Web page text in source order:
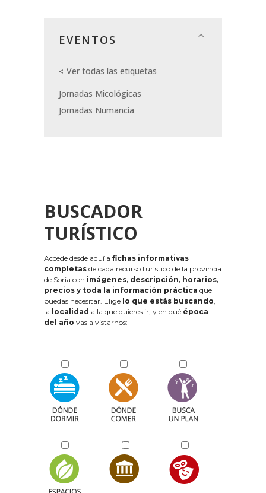
EVENTOS
Ver todas las etiquetas
Jornadas Micológicas
Jornadas Numancia
BUSCADOR
TURÍSTICO
Accede desde aquí a fichas informativas
completas de cada recurso turístico de la provincia
de Soria con imágenes, descripción, horarios,
precios y toda la información práctica que
puedas necesitar. Elige lo que estás buscando,
la localidad a la que quieres ir, y en qué época
del año vas a vistarnos: